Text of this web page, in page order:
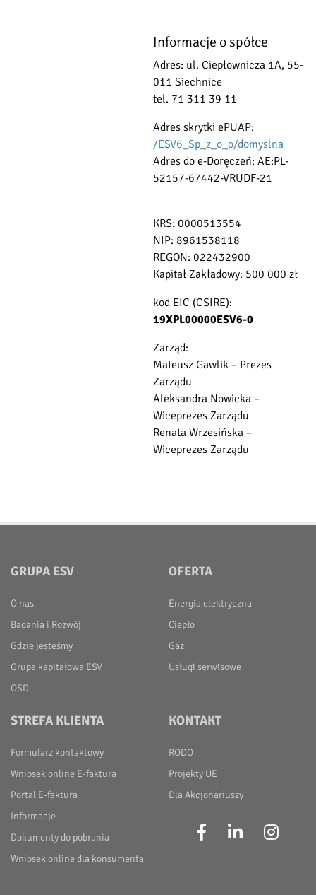
Informacje o spółce
Adres: ul. Ciepłownicza 1A, 55-
011 Siechnice
tel. 71 311 39 11
Adres skrytki ePUAP:
/ESV6_Sp_z_o_o/domyslna
Adres do e-Doręczeń: AE:PL-
52157-67442-VRUDF-21
KRS: 0000513554
NIP: 8961538118
REGON: 022432900
Kapitał Zakładowy: 500 000 zł
kod EIC (CSIRE):
19XPL00000ESV6-0
Zarząd:
Mateusz Gawlik – Prezes
Zarządu
Aleksandra Nowicka –
Wiceprezes Zarządu
Renata Wrzesińska –
Wiceprezes Zarządu
GRUPA ESV
O nas
Badania i Rozwój
Gdzie jesteśmy
Grupa kapitałowa ESV
OSD
OFERTA
Energia elektryczna
Ciepło
Gaz
Usługi serwisowe
STREFA KLIENTA
Formularz kontaktowy
Wniosek online E-faktura
Portal E-faktura
Informacje
Dokumenty do pobrania
Wniosek online dla konsumenta
KONTAKT
RODO
Projekty UE
Dla Akcjonariuszy